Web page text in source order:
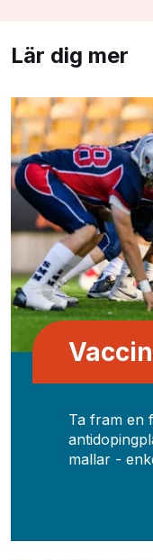
Lär dig mer
Ta fram en
mallar -